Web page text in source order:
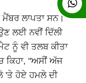
ਮੈਂਬਰ ਲਾਪਤਾ ਸਨ।
ਲਈ ਨਵੀਂ ਦਿੱਲੀ
ਨੂੰ ਵੀ ਤਲਬ ਕੀਤਾ
ਕਿਹਾ, "ਅਸੀਂ ਅੱਜ
'ਤੇ ਹੋਏ ਹਮਲੇ ਦੀ